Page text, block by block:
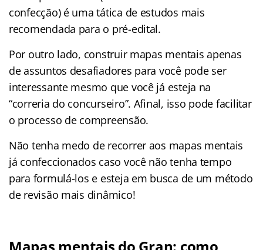
confecção) é uma tática de estudos mais
recomendada para o pré-edital.
Por outro lado, construir mapas mentais apenas
de assuntos desafiadores para você pode ser
interessante mesmo que você já esteja na
“correria do concurseiro”. Afinal, isso pode facilitar
o processo de compreensão.
Não tenha medo de recorrer aos mapas mentais
já confeccionados caso você não tenha tempo
para formulá-los e esteja em busca de um método
de revisão mais dinâmico!